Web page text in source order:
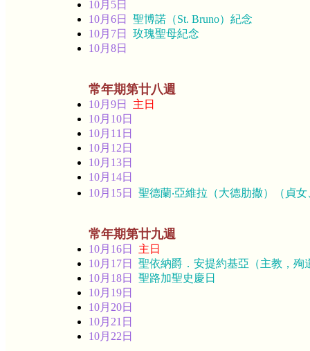
10月5日
10月6日 聖博諾（St. Bruno）紀念
10月7日 玫瑰聖母紀念
10月8日
常年期第廿八週
10月9日
主日
10月10日
10月11日
10月12日
10月13日
10月14日
10月15日 聖德蘭‧亞維拉（大德肋撒）（貞
常年期第廿九週
10月16日
主日
10月17日 聖依納爵．安提約基亞（主教，殉
10月18日 聖路加聖史慶日
10月19日
10月20日
10月21日
10月22日